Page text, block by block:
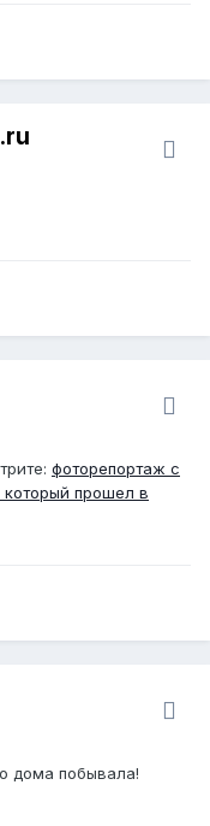
фоторепортаж с
прошел в
дома побывала!